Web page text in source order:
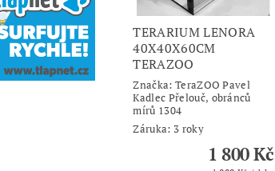
TERARIUM LENORA
40X40X60CM
TERAZOO
Značka: TeraZOO Pavel
Kadlec Přelouč, obránců
mírů 1304
Záruka: 3 roky
1 800 Kč